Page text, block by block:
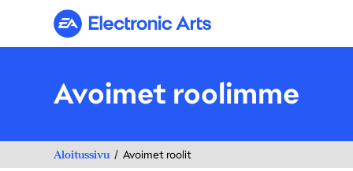
Electronic Arts
Avoimet roolimme
Aloitussivu Avoimet roolit